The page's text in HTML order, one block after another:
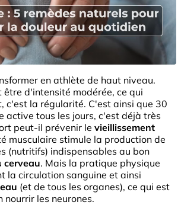
en athlète de haut niveau.
d'intensité modérée, ce qui
c'est la régularité. C'est ainsi que 30
active tous les jours, c'est déjà très
peut-il prévenir le vieillissement
musculaire stimule la production de
(nutritifs) indispensables au bon
cerveau. Mais la pratique physique
la circulation sanguine et ainsi
(et de tous les organes), ce qui est
nourrir les neurones.